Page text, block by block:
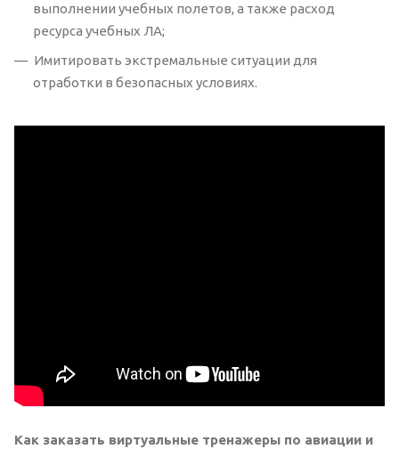
выполнении учебных полетов, а также расход
ресурса учебных ЛА;
Имитировать экстремальные ситуации для
отработки в безопасных условиях.
Как заказать виртуальные тренажеры по авиации и